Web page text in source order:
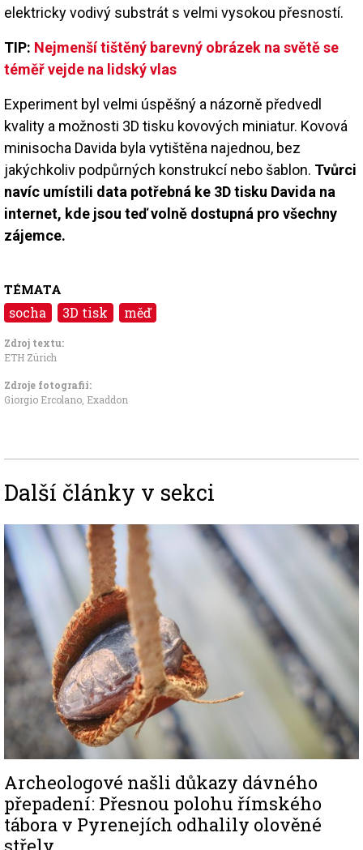
elektricky vodivý substrát s velmi vysokou přesností.
TIP: Nejmenší tištěný barevný obrázek na světě se
téměř vejde na lidský vlas
Experiment byl velmi úspěšný a názorně předvedl
kvality a možnosti 3D tisku kovových miniatur. Kovová
minisocha Davida byla vytištěna najednou, bez
jakýchkoliv podpůrných konstrukcí nebo šablon. Tvůrci
navíc umístili data potřebná ke 3D tisku Davida na
internet, kde jsou teď volně dostupná pro všechny
zájemce.
TÉMATA
socha 3D tisk měď
Zdroj textu:
ETH Zürich
Zdroje fotografii:
Giorgio Ercolano, Exaddon
Další články v sekci
Image
Archeologové našli důkazy dávného
přepadení: Přesnou polohu římského
tábora v Pyrenejích odhalily olověné
střely